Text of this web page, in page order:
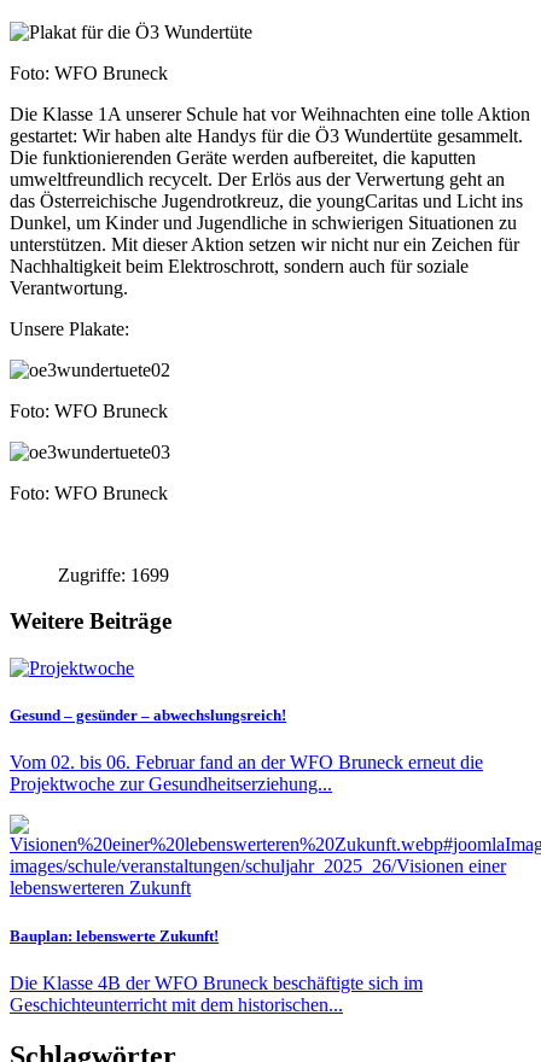
Foto: WFO Bruneck
Die Klasse 1A unserer Schule hat vor Weihnachten eine tolle Aktion
gestartet: Wir haben alte Handys für die Ö3 Wundertüte gesammelt.
Die funktionierenden Geräte werden aufbereitet, die kaputten
umweltfreundlich recycelt. Der Erlös aus der Verwertung geht an
das Österreichische Jugendrotkreuz, die youngCaritas und Licht ins
Dunkel, um Kinder und Jugendliche in schwierigen Situationen zu
unterstützen. Mit dieser Aktion setzen wir nicht nur ein Zeichen für
Nachhaltigkeit beim Elektroschrott, sondern auch für soziale
Verantwortung.
Unsere Plakate:
Foto: WFO Bruneck
Foto: WFO Bruneck
Zugriffe: 1699
Weitere Beiträge
Gesund – gesünder – abwechslungsreich!
Vom 02. bis 06. Februar fand an der WFO Bruneck erneut die
Projektwoche zur Gesundheitserziehung...
Bauplan: lebenswerte Zukunft!
Die Klasse 4B der WFO Bruneck beschäftigte sich im
Geschichteunterricht mit dem historischen...
Schlagwörter